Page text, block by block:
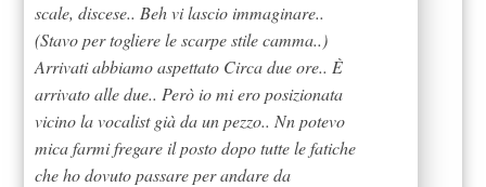
scale, discese.. Beh vi lascio immaginare..
(Stavo per togliere le scarpe stile camma..)
Arrivati abbiamo aspettato Circa due ore.. È
arrivato alle due.. Però io mi ero posizionata
vicino la vocalist già da un pezzo.. Nn potevo
mica farmi fregare il posto dopo tutte le fatiche
che ho dovuto passare per andare da